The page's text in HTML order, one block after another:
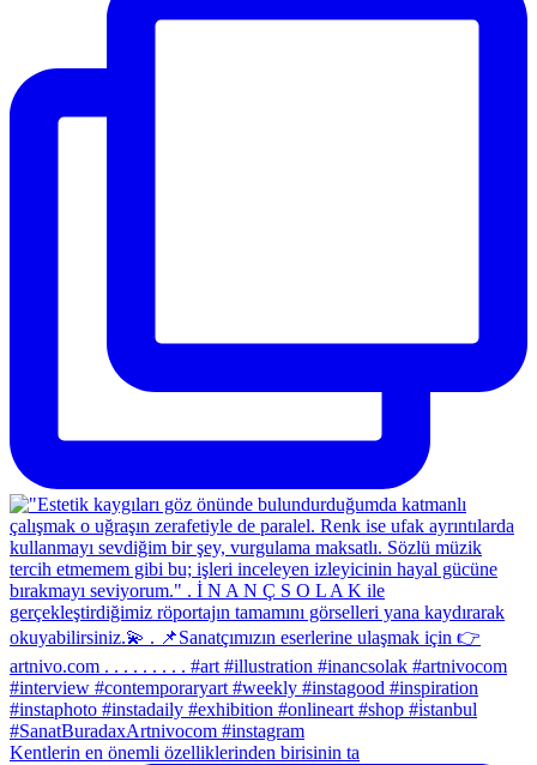
Kentlerin en önemli özelliklerinden birisinin ta